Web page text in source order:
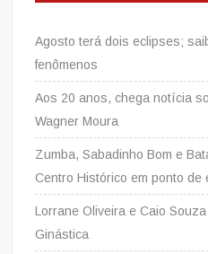
Agosto terá dois eclipses;
fenômenos
Aos 20 anos, chega notícia
Wagner Moura
Zumba, Sabadinho Bom e
Centro Histórico em ponto de
Lorrane Oliveira e Caio
Ginástica